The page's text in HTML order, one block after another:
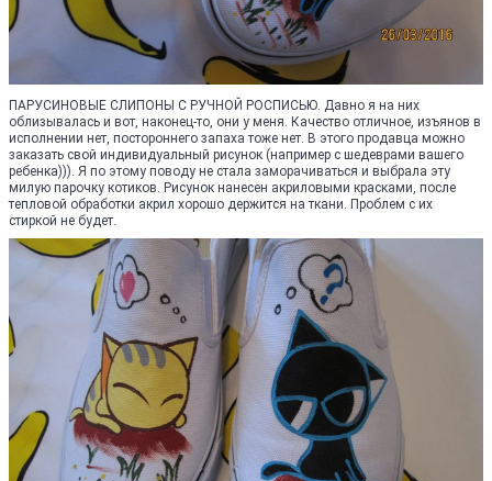
ПАРУСИНОВЫЕ СЛИПОНЫ С РУЧНОЙ РОСПИСЬЮ. Давно я на них
облизывалась и вот, наконец-то, они у меня. Качество отличное, изъянов в
исполнении нет, постороннего запаха тоже нет. В этого продавца можно
заказать свой индивидуальный рисунок (например с шедеврами вашего
ребенка))). Я по этому поводу не стала заморачиваться и выбрала эту
милую парочку котиков. Рисунок нанесен акриловыми красками, после
тепловой обработки акрил хорошо держится на ткани. Проблем с их
стиркой не будет.